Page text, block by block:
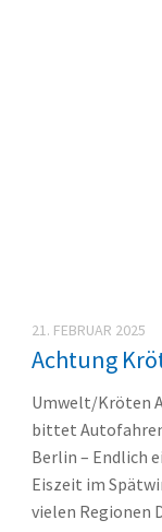
21. FEBRUAR 2025
Achtung
Umwelt/Kröten
bittet
Berlin – Endlich
Eiszeit im
vielen Regionen